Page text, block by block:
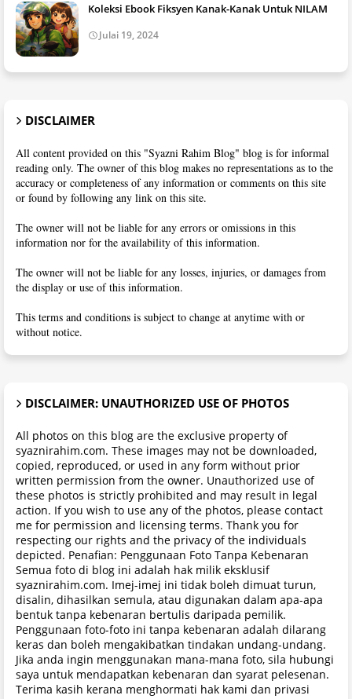
Koleksi Ebook Fiksyen Kanak-Kanak Untuk NILAM
Julai 19, 2024
DISCLAIMER
All content provided on this "Syazni Rahim Blog" blog is for informal
reading only. The owner of this blog makes no representations as to the
accuracy or completeness of any information or comments on this site
or found by following any link on this site.
The owner will not be liable for any errors or omissions in this
information nor for the availability of this information.
The owner will not be liable for any losses, injuries, or damages from
the display or use of this information.
This terms and conditions is subject to change at anytime with or
without notice.
DISCLAIMER: UNAUTHORIZED USE OF PHOTOS
All photos on this blog are the exclusive property of
syaznirahim.com. These images may not be downloaded,
copied, reproduced, or used in any form without prior
written permission from the owner. Unauthorized use of
these photos is strictly prohibited and may result in legal
action. If you wish to use any of the photos, please contact
me for permission and licensing terms. Thank you for
respecting our rights and the privacy of the individuals
depicted. Penafian: Penggunaan Foto Tanpa Kebenaran
Semua foto di blog ini adalah hak milik eksklusif
syaznirahim.com. Imej-imej ini tidak boleh dimuat turun,
disalin, dihasilkan semula, atau digunakan dalam apa-apa
bentuk tanpa kebenaran bertulis daripada pemilik.
Penggunaan foto-foto ini tanpa kebenaran adalah dilarang
keras dan boleh mengakibatkan tindakan undang-undang.
Jika anda ingin menggunakan mana-mana foto, sila hubungi
saya untuk mendapatkan kebenaran dan syarat pelesenan.
Terima kasih kerana menghormati hak kami dan privasi